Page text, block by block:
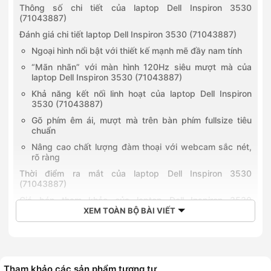
Thông số chi tiết của laptop Dell Inspiron 3530
(71043887)
Đánh giá chi tiết laptop Dell Inspiron 3530 (71043887)
Ngoại hình nổi bật với thiết kế mạnh mẽ đầy nam tính
“Mãn nhãn” với màn hình 120Hz siêu mượt mà của
laptop Dell Inspiron 3530 (71043887)
Khả năng kết nối linh hoạt của laptop Dell Inspiron
3530 (71043887)
Gõ phím êm ái, mượt mà trên bàn phím fullsize tiêu
chuẩn
Nâng cao chất lượng đàm thoại với webcam sắc nét,
rõ ràng
Thời điểm ra mắt của laptop Dell Inspiron 3530
(71043887)
Giá bán tham khảo của laptop Dell Inspiron 3530
XEM TOÀN BỘ BÀI VIẾT